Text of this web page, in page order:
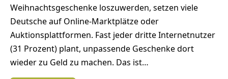
Weihnachtsgeschenke loszuwerden, setzen viele
Deutsche auf Online-Marktplätze oder
Auktionsplattformen. Fast jeder dritte Internetnutzer
(31 Prozent) plant, unpassende Geschenke dort
wieder zu Geld zu machen. Das ist…